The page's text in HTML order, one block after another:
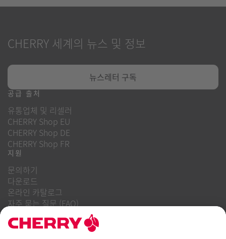
CHERRY 세계의 뉴스 및 정보
뉴스레터 구독
공급 출처
유통업체 및 리셀러
CHERRY Shop EU
CHERRY Shop DE
CHERRY Shop FR
지원
문의하기
다운로드
온라인 카탈로그
자주 묻는 질문 (FAQ)
경력